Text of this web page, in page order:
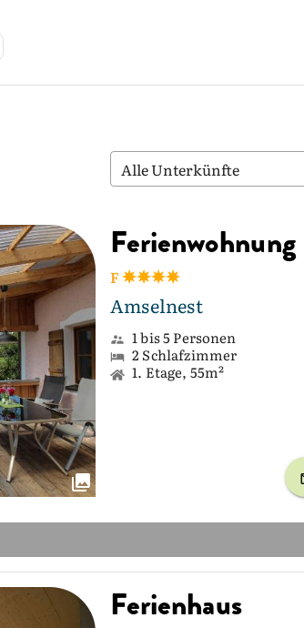
Alle Unterkünfte
Ferienwohnung
F
Amselnest
1 bis 5 Personen
2 Schlafzimmer
1. Etage, 55m²
Ferienhaus